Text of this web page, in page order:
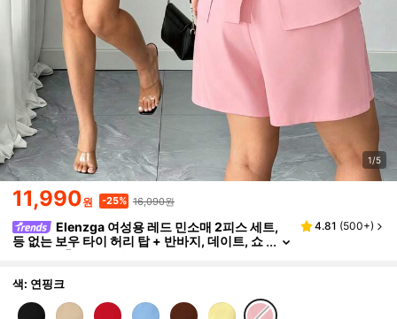
1/5
11,990원 -25% 16,090원
Elenzga 여성용 레드 민소매 2피스 세트,
등 없는 보우 타이 허리 탑 + 반바지, 데이트, 쇼
핑, 파티, 출퇴근에 적합, 시크 스타일
4.81 (500+)
색: 연핑크